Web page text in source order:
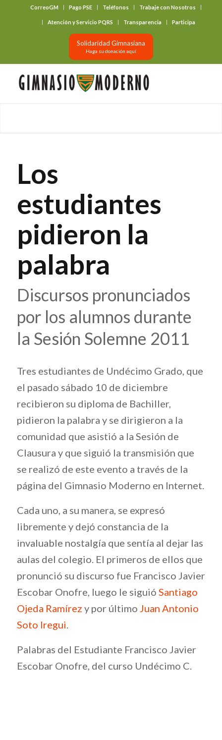
CorreoGM Pago PSE Teléfonos Trabaje con Nosotros
Atención y Servicio PQRS Transparencia Participa
Solidaridad Gimnasiana
Haga su donación aquí
Los
estudiantes
pidieron la
palabra
Discursos pronunciados
por los alumnos durante
la Sesión Solemne 2011
Tres estudiantes de Undécimo Grado, que
el pasado sábado 10 de diciembre
recibieron su diploma de Bachiller,
pidieron la palabra y se dirigieron a la
comunidad que asistió a la Sesión de
Clausura y que siguió la transmisión que
se realizó de este evento a través de la
página del Gimnasio Moderno en Internet.
Cada uno, a su manera, se expresó
libremente y dejó constancia de la
invaluable nostalgía que sentía al dejar las
aulas del colegio. El primeros de ellos que
pronunció su discurso fue Francisco Javier
Escobar Onofre, luego le siguió Santiago
Ojeda Ramírez y por último Juan Antonio
Soto Iregui.
Palabras del Estudiante Francisco Javier
Escobar Onofre, del curso Undécimo C.